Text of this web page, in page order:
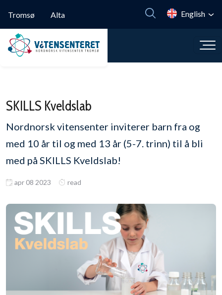
Tromsø
Alta English
SKILLS Kveldslab
Nordnorsk vitensenter inviterer barn fra og
med 10 år til og med 13 år (5-7. trinn) til å bli
med på SKILLS Kveldslab!
apr 08 2023 read